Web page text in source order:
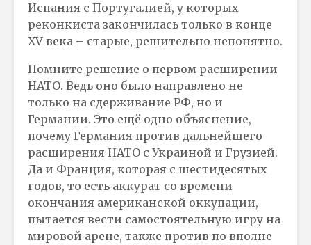
Испания с Португалией, у которых
реконкиста закончилась только в конце
XV века – старые, решительно непонятно.
Помните решение о первом расширении
НАТО. Ведь оно было направлено не
только на сдерживание РФ, но и
Германии. Это ещё одно объяснение,
почему Германия против дальнейшего
расширения НАТО с Украиной и Грузией.
Да и Франция, которая с шестидесятых
годов, то есть аккурат со времени
окончания американской оккупации,
пытается вести самостоятельную игру на
мировой арене, также против по вполне